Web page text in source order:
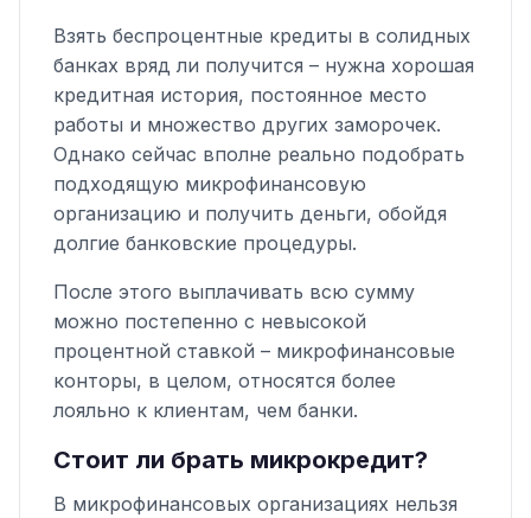
Взять беспроцентные кредиты в солидных
банках вряд ли получится – нужна хорошая
кредитная история, постоянное место
работы и множество других заморочек.
Однако сейчас вполне реально подобрать
подходящую микрофинансовую
организацию и получить деньги, обойдя
долгие банковские процедуры.
После этого выплачивать всю сумму
можно постепенно с невысокой
процентной ставкой – микрофинансовые
конторы, в целом, относятся более
лояльно к клиентам, чем банки.
Стоит ли брать микрокредит?
В микрофинансовых организациях нельзя